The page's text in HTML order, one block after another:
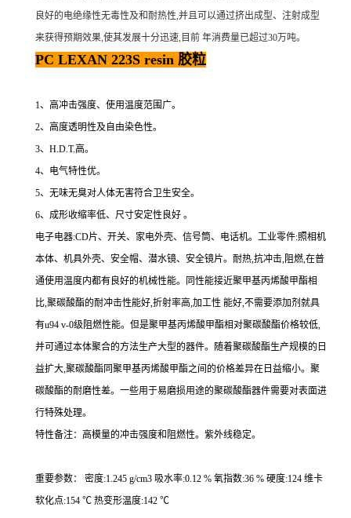
良好的电绝缘性无毒性及和耐热性,并且可以通过挤出成型、注射成型
来获得预期效果,使其发展十分迅速,目前 年消费量已超过30万吨。
PC LEXAN 223S resin 胶粒
1、高冲击强度、使用温度范围广。
2、高度透明性及自由染色性。
3、H.D.T.高。
4、电气特性优。
5、无味无臭对人体无害符合卫生安全。
6、成形收缩率低、尺寸安定性良好 。
电子电器:CD片、开关、家电外壳、信号筒、电话机。工业零件:照相机
本体、机具外壳、安全帽、潜水镜、安全镜片。耐热,抗冲击,阻燃,在普
通使用温度内都有良好的机械性能。同性能接近聚甲基丙烯酸甲酯相
比,聚碳酸酯的耐冲击性能好,折射率高,加工性 能好,不需要添加剂就具
有u94 v-0级阻燃性能。但是聚甲基丙烯酸甲酯相对聚碳酸酯价格较低,
并可通过本体聚合的方法生产大型的器件。随着聚碳酸酯生产规模的日
益扩大,聚碳酸酯同聚甲基丙烯酸甲酯之间的价格差异在日益缩小。聚
碳酸酯的耐磨性差。一些用于易磨损用途的聚碳酸酯器件需要对表面进
行特殊处理。
特性备注：高模量的冲击强度和阻燃性。紫外线稳定。
重要参数： 密度:1.245 g/cm3 吸水率:0.12 % 氧指数:36 % 硬度:124 维卡
软化点:154 ℃ 热变形温度:142 ℃